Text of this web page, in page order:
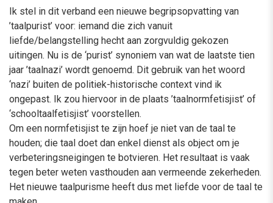
Ik stel in dit verband een nieuwe begripsopvatting van
’taalpurist’ voor: iemand die zich vanuit
liefde/belangstelling hecht aan zorgvuldig gekozen
uitingen. Nu is de ‘purist’ synoniem van wat de laatste tien
jaar ’taalnazi’ wordt genoemd. Dit gebruik van het woord
‘nazi’ buiten de politiek-historische context vind ik
ongepast. Ik zou hiervoor in de plaats ’taalnormfetisjist’ of
‘schooltaalfetisjist’ voorstellen.
Om een normfetisjist te zijn hoef je niet van de taal te
houden; die taal doet dan enkel dienst als object om je
verbeteringsneigingen te botvieren. Het resultaat is vaak
tegen beter weten vasthouden aan vermeende zekerheden.
Het nieuwe taalpurisme heeft dus met liefde voor de taal te